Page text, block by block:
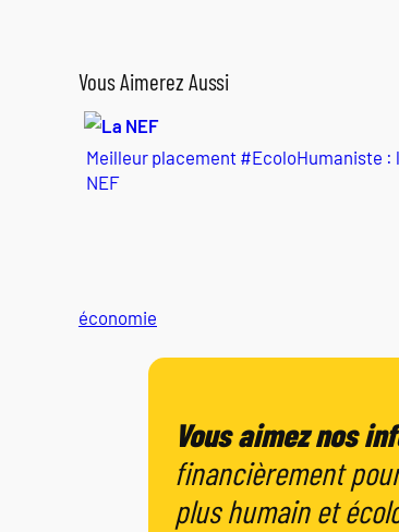
Vous Aimerez Aussi
Meilleur placement #EcoloHumaniste :
NEF
économie
Vous aimez nos
financièrement
plus humain et